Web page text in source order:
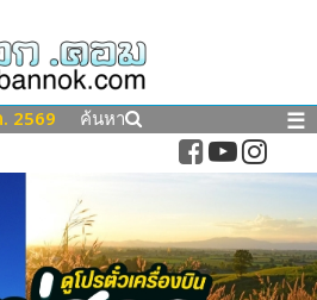
2569 ค้นหา ☰